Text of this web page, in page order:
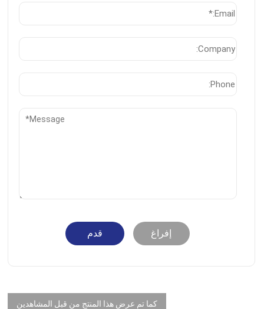
قدم إفراغ
كما تم عرض هذا المنتج من قبل المشاهدين